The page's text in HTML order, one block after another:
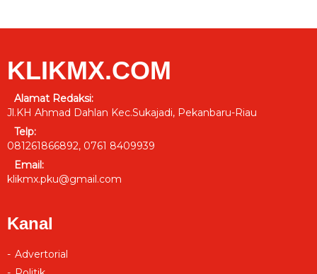
KLIKMX.COM
Alamat Redaksi:
Jl.KH Ahmad Dahlan Kec.Sukajadi, Pekanbaru-Riau
Telp:
081261866892, 0761 8409939
Email:
klikmx.pku@gmail.com
Kanal
Advertorial